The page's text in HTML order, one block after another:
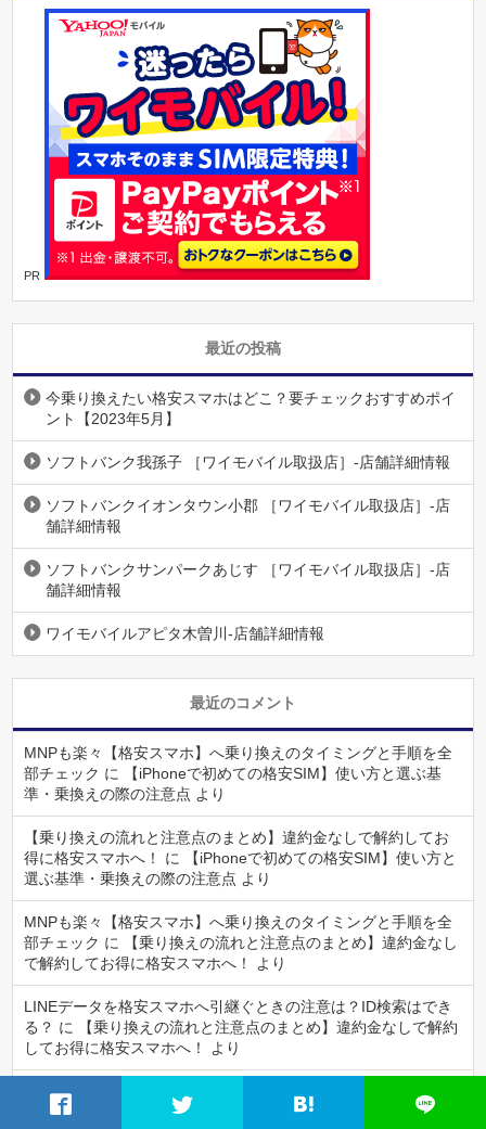
PR
最近の投稿
今乗り換えたい格安スマホはどこ？要チェックおすすめポイ
ント【2023年5月】
ソフトバンク我孫子 ［ワイモバイル取扱店］-店舗詳細情報
ソフトバンクイオンタウン小郡 ［ワイモバイル取扱店］-店
舗詳細情報
ソフトバンクサンパークあじす ［ワイモバイル取扱店］-店
舗詳細情報
ワイモバイルアピタ木曽川-店舗詳細情報
最近のコメント
MNPも楽々【格安スマホ】へ乗り換えのタイミングと手順を全
部チェック に
【iPhoneで初めての格安SIM】使い方と選ぶ基
準・乗換えの際の注意点 より
【乗り換えの流れと注意点のまとめ】違約金なしで解約してお
得に格安スマホへ！
に
【iPhoneで初めての格安SIM】使い方と
選ぶ基準・乗換えの際の注意点 より
MNPも楽々【格安スマホ】へ乗り換えのタイミングと手順を全
部チェック に
【乗り換えの流れと注意点のまとめ】違約金なし
で解約してお得に格安スマホへ！
より
LINEデータを格安スマホへ引継ぐときの注意は？ID検索はでき
る？ に
【乗り換えの流れと注意点のまとめ】違約金なしで解約
してお得に格安スマホへ！
より
乗換え時のバックアップとiPhone・Androidの連絡先やデータの
引継ぎ方
【乗り換えの流れと注意点のまとめ】違約金なしで